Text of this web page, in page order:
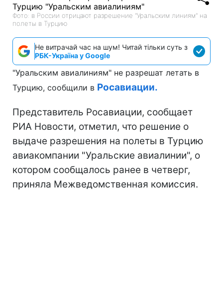
Фото: в России отрицают разрешение "Уральским линиям" на
полеты в Турцию
Не витрачай час на шум! Читай тільки суть з
РБК-Україна у Google
"Уральским авиалиниям" не разрешат летать в
Турцию, сообщили в Росавиации.
Представитель Росавиации, сообщает
РИА Новости, отметил, что решение о
выдаче разрешения на полеты в Турцию
авиакомпании "Уральские авиалинии", о
котором сообщалось ранее в четверг,
приняла Межведомственная комиссия.